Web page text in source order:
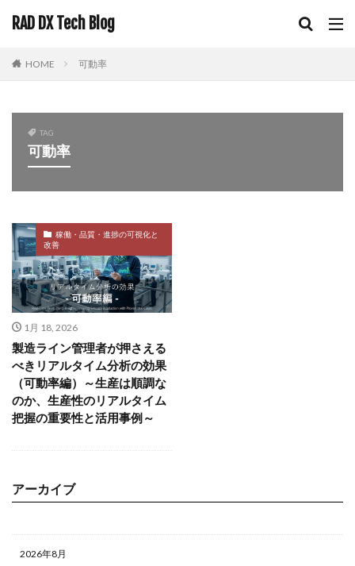
RAD DX Tech Blog
HOME 可動率
TAG
可動率
稼働・品質・進捗の可視化と
改善
1月 18, 2026
製造ライン管理者が押さえる
べきリアルタイム分析の効果
（可動率編）～生産は順調な
のか、生産性のリアルタイム
把握の重要性と活用事例～
アーカイブ
2026年8月